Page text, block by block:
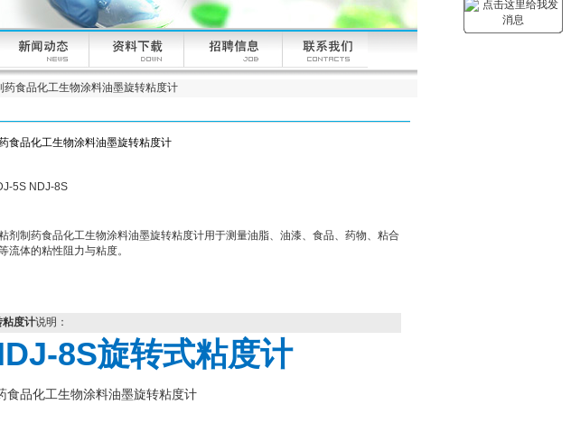
药食品化工生物涂料油墨旋转粘度计
食品化工生物涂料油墨旋转粘度计
5S NDJ-8S
剂制药食品化工生物涂料油墨旋转粘度计用于测量油脂、油漆、食品、药物、粘合
流体的粘性阻力与粘度。
度计说明：
8S旋转式粘度计